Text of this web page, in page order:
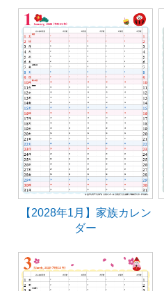
【2028年1月】家族カレン
ダー